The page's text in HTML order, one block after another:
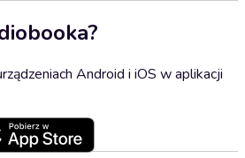
Android i iOS w aplikacji